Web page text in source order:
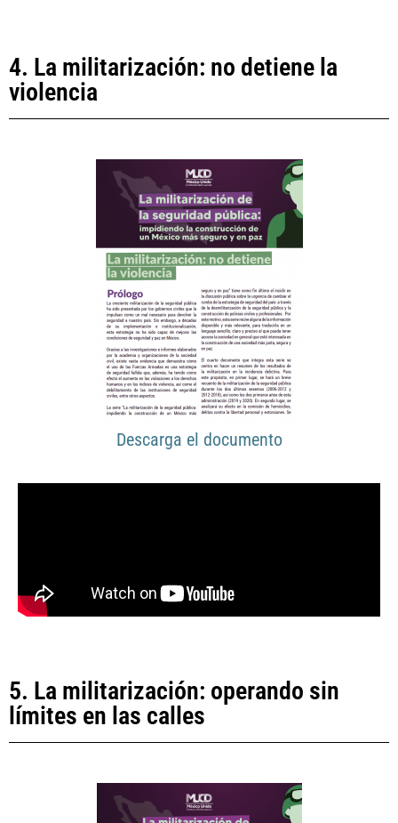
4. La militarización: no detiene la
violencia
Descarga el documento
5. La militarización: operando sin
límites en las calles